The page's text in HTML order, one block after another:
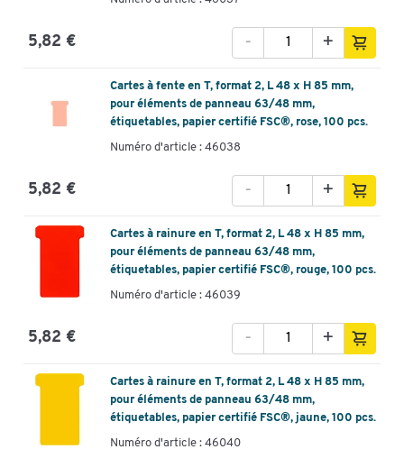
5,82 € +
-
Cartes à fente en T, format 2, L 48 x H 85 mm,
pour éléments de panneau 63/48 mm,
étiquetables, papier certifié FSC®, rose, 100 pcs.
Numéro d'article : 46038
5,82 € +
-
Cartes à rainure en T, format 2, L 48 x H 85 mm,
pour éléments de panneau 63/48 mm,
étiquetables, papier certifié FSC®, rouge, 100 pcs.
Numéro d'article : 46039
5,82 € +
-
Cartes à rainure en T, format 2, L 48 x H 85 mm,
pour éléments de panneau 63/48 mm,
étiquetables, papier certifié FSC®, jaune, 100 pcs.
Numéro d'article : 46040